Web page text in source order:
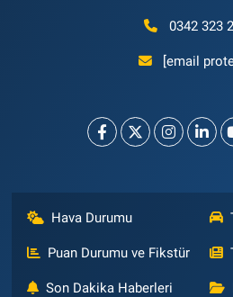
0342 323
[email
Hava Durumu
Puan Durumu ve Fikstür
Son Dakika Haberleri